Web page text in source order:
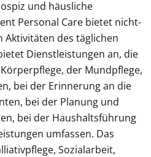
und häusliche
Personal Care bietet nicht-
Aktivitäten des täglichen
Dienstleistungen an, die
der Mundpflege,
bei der Erinnerung an die
bei der Planung und
bei der Haushaltsführung
umfassen. Das
Sozialarbeit,